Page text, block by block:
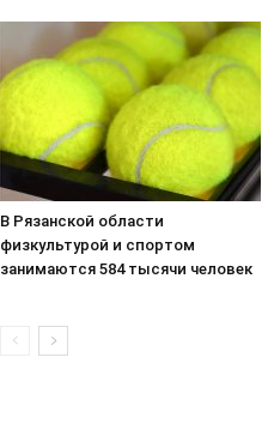
В Рязанской области
физкультурой и спортом
занимаются 584 тысячи человек